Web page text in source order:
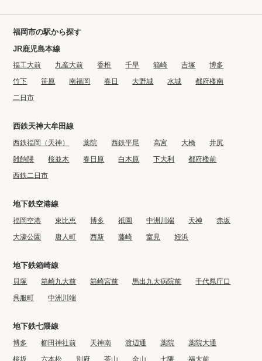
福岡市の駅から探す
JR鹿児島本線
福工大前 九産大前 香椎 千早 箱崎 吉塚
博多
竹下
笹原 南福岡 春日 大野城 水城
都府楼南
二日市
西鉄天神大牟田線
西鉄福岡（天神） 薬院 西鉄平尾 高宮 大橋
井尻
雑餉隈
桜並木 春日原 白木原 下大利
都府楼前
西鉄二日市
地下鉄空港線
福岡空港 東比恵 博多 祇園 中洲川端 天神
赤坂
大濠公園
唐人町 西新 藤崎 室見 姪浜
地下鉄箱崎線
貝塚 箱崎九大前 箱崎宮前 馬出九大病院前
千代県庁口
呉服町
中洲川端
地下鉄七隈線
博多 櫛田神社前 天神南 渡辺通 薬院
薬院大通
桜坂
六本松 別府 茶山 金山 七隈 福大前